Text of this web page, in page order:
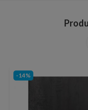
-14%